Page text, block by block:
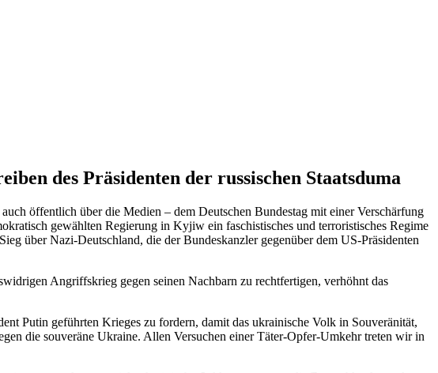
des Präsidenten der russischen Staatsduma
öffentlich über die Medien – dem Deutschen Bundestag mit einer Verschärfung
gewählten Regierung in Kyjiw ein faschistisches und terroristisches Regime
über Nazi-Deutschland, die der Bundeskanzler gegenüber dem US-Präsidenten
Angriffskrieg gegen seinen Nachbarn zu rechtfertigen, verhöhnt das
Putin geführten Krieges zu fordern, damit das ukrainische Volk in Souveränität,
die souveräne Ukraine. Allen Versuchen einer Täter-Opfer-Umkehr treten wir in